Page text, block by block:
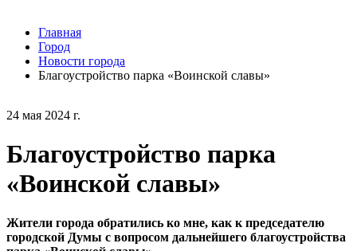
24 мая 2024 г.
Благоустройство парка
«Воинской славы»
Жители города обратились ко мне, как к председателю
городской Думы с вопросом дальнейшего благоустройства
Главная
Город
Новости города
Благоустройство парка «Воинской славы»